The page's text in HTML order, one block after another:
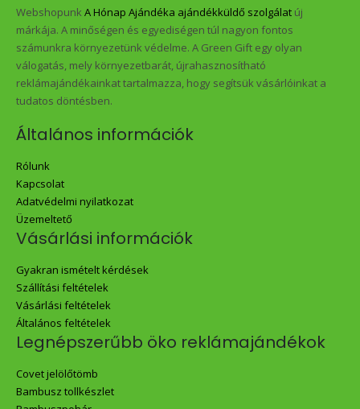
Webshopunk A Hónap Ajándéka ajándékküldő szolgálat új
márkája. A minőségen és egyediségen túl nagyon fontos
számunkra környezetünk védelme. A Green Gift egy olyan
válogatás, mely környezetbarát, újrahasznosítható
reklámajándékainkat tartalmazza, hogy segítsük vásárlóinkat a
tudatos döntésben.
Általános információk
Rólunk
Kapcsolat
Adatvédelmi nyilatkozat
Üzemeltető
Vásárlási információk
Gyakran ismételt kérdések
Szállítási feltételek
Vásárlási feltételek
Általános feltételek
Legnépszerűbb öko reklámajándékok
Covet jelölőtömb
Bambusz tollkészlet